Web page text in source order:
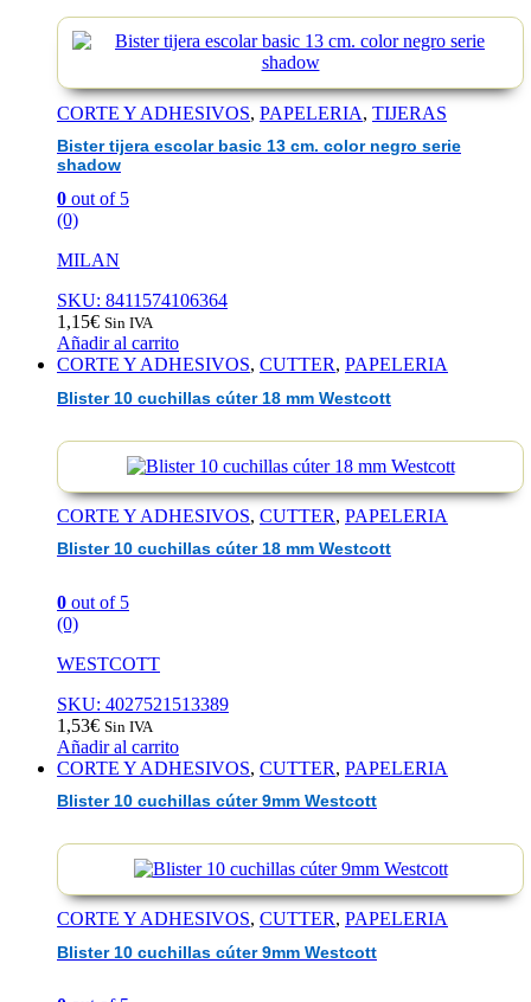
CORTE Y ADHESIVOS, PAPELERIA, TIJERAS
Bister tijera escolar basic 13 cm. color negro serie
shadow
0 out of 5
(0)
MILAN
SKU: 8411574106364
1,15€ Sin IVA
Añadir al carrito
CORTE Y ADHESIVOS, CUTTER, PAPELERIA
Blister 10 cuchillas cúter 18 mm Westcott
CORTE Y ADHESIVOS, CUTTER, PAPELERIA
Blister 10 cuchillas cúter 18 mm Westcott
0 out of 5
(0)
WESTCOTT
SKU: 4027521513389
1,53€ Sin IVA
Añadir al carrito
CORTE Y ADHESIVOS, CUTTER, PAPELERIA
Blister 10 cuchillas cúter 9mm Westcott
CORTE Y ADHESIVOS, CUTTER, PAPELERIA
Blister 10 cuchillas cúter 9mm Westcott